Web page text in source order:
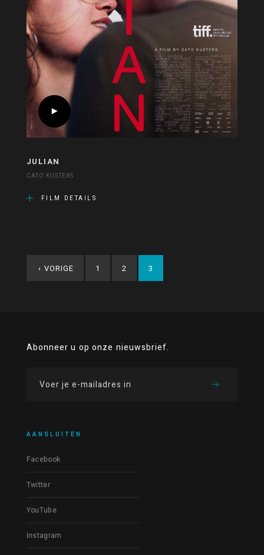
JULIAN
CATO KUSTERS
FILM DETAILS
‹ VORIGE 1 2 3
Abonneer u op onze nieuwsbrief.
AANSLUITEN
Facebook
Twitter
YouTube
Instagram